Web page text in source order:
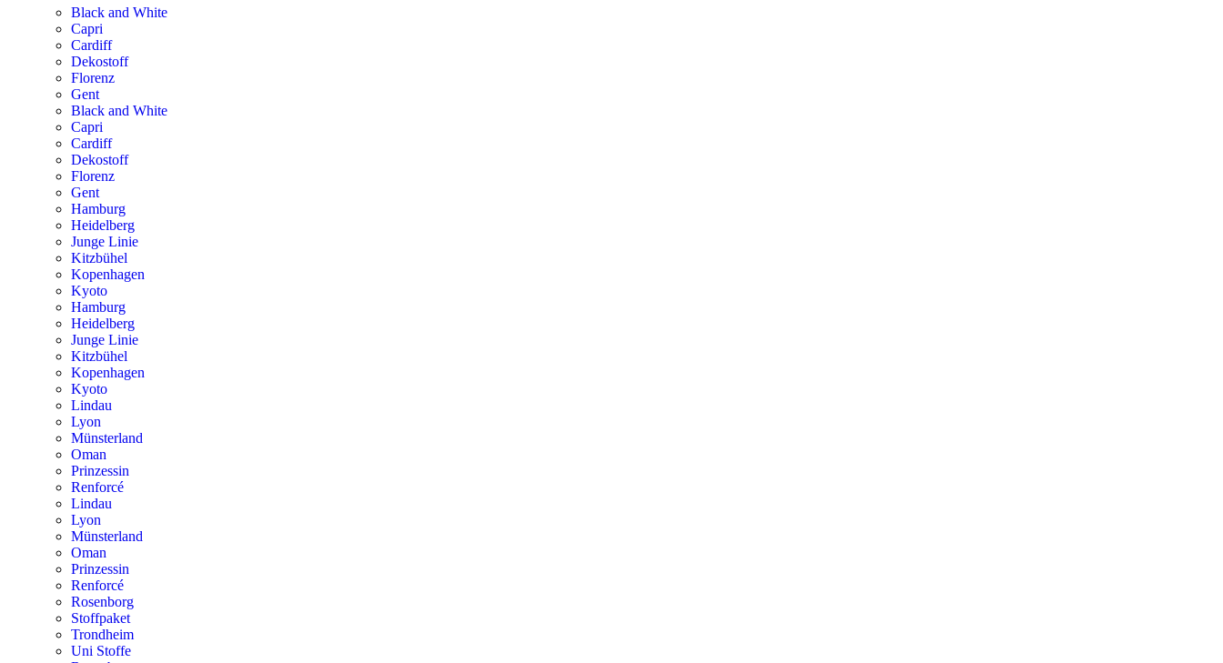
Black and White
Capri
Cardiff
Dekostoff
Florenz
Gent
Black and White
Capri
Cardiff
Dekostoff
Florenz
Gent
Hamburg
Heidelberg
Junge Linie
Kitzbühel
Kopenhagen
Kyoto
Hamburg
Heidelberg
Junge Linie
Kitzbühel
Kopenhagen
Kyoto
Lindau
Lyon
Münsterland
Oman
Prinzessin
Renforcé
Lindau
Lyon
Münsterland
Oman
Prinzessin
Renforcé
Rosenborg
Stoffpaket
Trondheim
Uni Stoffe